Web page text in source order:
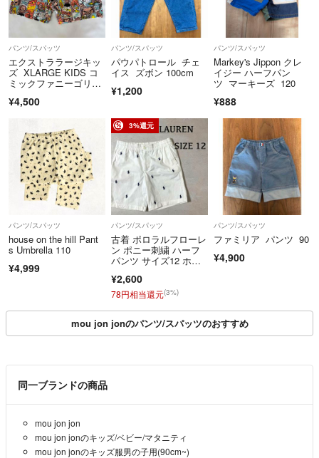
パンツ/スパッツ
エクストララージキッ
ズ XLARGE KIDS コ
ミックファニーゴリ
¥4,500
パンツ/スパッツ
パウパトロール チェ
イス ズボン 100cm
¥1,200
パンツ/スパッツ
Markey's Jippon クレ
イジー ハーフパン
ツ マーキーズ 120
¥888
パンツ/スパッツ
house on the hill Pant
s Umbrella 110
¥4,999
3%還元
パンツ/スパッツ
古着 ポロラルフローレ
ン ポニー刺繍 ハーフ
パンツ サイズ12 ホワ
¥2,600
78円相当還元(3%)
パンツ/スパッツ
ファミリア パンツ 90
¥4,900
mou jon jonのパンツ/スパッツのおすすめ
同一ブランドの商品
mou jon jon
mou jon jonのキッズ/ベビー/マタニティ
mou jon jonのキッズ服男の子用(90cm~)